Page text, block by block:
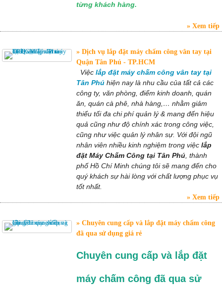
từng khách hàng.
Xem tiếp
Dịch vụ lắp đặt máy chấm công vân tay tại
Quận Tân Phú - TP.HCM
Việc lắpđặt máy chấm công vân tay tại
Tân Phú hiện nay là nhu cầu của tất cả các
công ty, văn phòng, điểm kinh doanh, quán
ăn, quán cà phê, nhà hàng,… nhằm giảm
thiểu tối đa chi phí quản lý & mang đến hiệu
quả cũng như độ chính xác trong công việc,
cũng như việc quản lý nhân sự. Với đội ngũ
nhân viên nhiều kinh nghiệm trong việclắp
đặt Máy Chấm Công tại Tân Phú , thành
phố Hồ Chí Minh chúng tôi sẽ mang đến cho
quý khách sự hài lòng với chất lượng phục vụ
tốt nhất.
Xem tiếp
Chuyên cung cấp và lắp đặt máy chấm công
đã qua sử dụng giá rẻ
Chuyên cung cấp và lắp đặt
máy chấm công đã qua sử